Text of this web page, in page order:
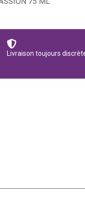
Livraison toujours